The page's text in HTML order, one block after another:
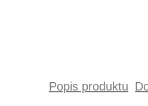
Popis produktu